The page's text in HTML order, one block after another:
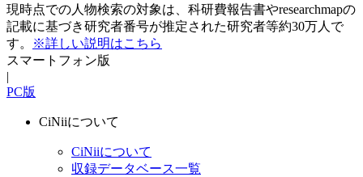
現時点での人物検索の対象は、科研費報告書やresearchmapの
記載に基づき研究者番号が推定された研究者等約30万人で
す。
※詳しい説明はこちら
スマートフォン版
|
PC版
CiNiiについて
CiNiiについて
収録データベース一覧